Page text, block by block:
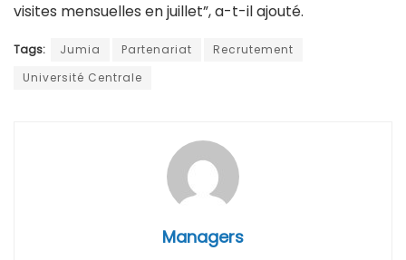
visites mensuelles en juillet”, a-t-il ajouté.
Tags: Jumia Partenariat
Recrutement
Université Centrale
Managers